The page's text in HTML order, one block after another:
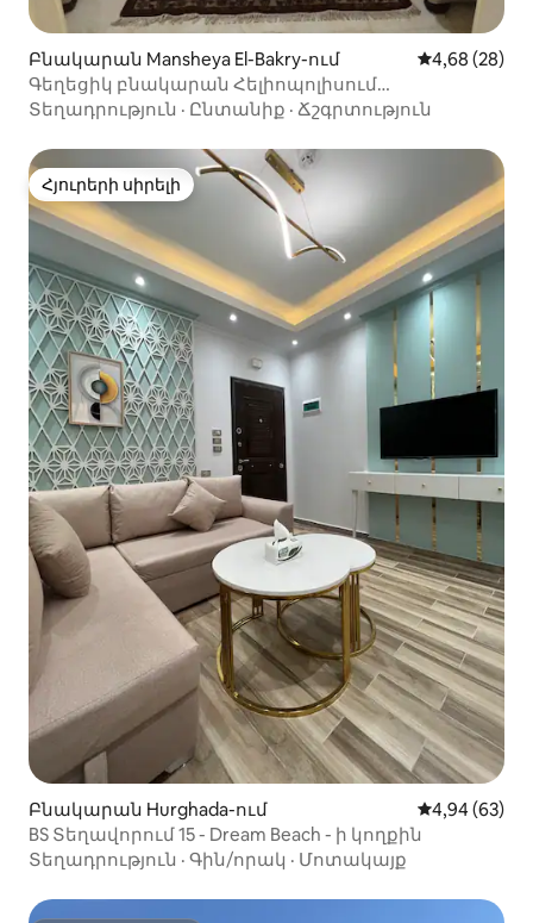
Բնակարան Mansheya El-Bakry-ում Միջին
4,68 (28)
Գեղեցիկ բնակարան Հելիոպոլիսում
սպասարկմամբ
Տեղադրություն · Ընտանիք · Ճշգրտություն
Հյուրերի սիրելի
Հյուրերի սիրելի
Բնակարան Hurghada-ում Միջին
4,94 (63)
BS Տեղավորում 15 - Dream Beach - ի կողքին
Տեղադրություն · Գին/որակ · Մոտակայք